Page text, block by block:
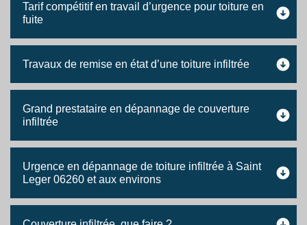
Tarif compétitif en travail d’urgence pour toiture en
fuite
Travaux de remise en état d’une toiture infiltrée
Grand prestataire en dépannage de couverture
infiltrée
Urgence en dépannage de toiture infiltrée à Saint
Leger 06260 et aux environs